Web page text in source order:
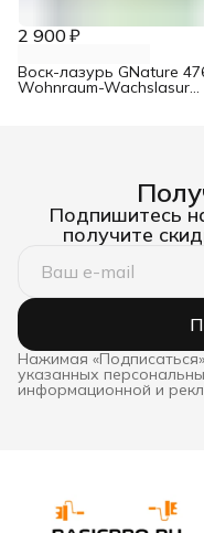
2 900 ₽
Воск-лазурь GNature
Wohnraum-Wachslasur
Подпишитесь
получите
Нажимая
указанных
информационной и